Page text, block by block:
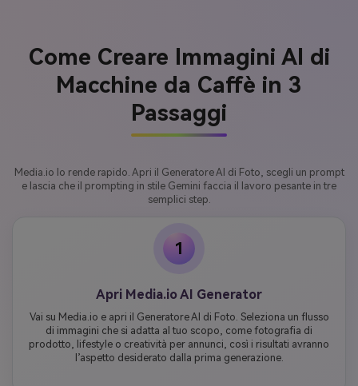
Come Creare Immagini AI di
Macchine da Caffè in 3
Passaggi
Media.io lo rende rapido. Apri il Generatore AI di Foto, scegli un prompt
e lascia che il prompting in stile Gemini faccia il lavoro pesante in tre
semplici step.
1
Apri Media.io AI Generator
Vai su Media.io e apri il Generatore AI di Foto. Seleziona un flusso
di immagini che si adatta al tuo scopo, come fotografia di
prodotto, lifestyle o creatività per annunci, così i risultati avranno
l’aspetto desiderato dalla prima generazione.